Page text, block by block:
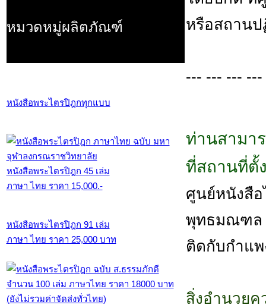
หมวดหมู่ผลิตภัณฑ์
หนังสือพระไตรปิฎกทุกแบบ
หนังสือพระไตรปิฎก 45 เล่ม
ภาษา ไทย ราคา 15,000.-
หนังสือพระไตรปิฎก 91 เล่ม
ภาษา ไทย ราคา 25,000 บาท
หรือสถาน
--- --- ---
ท่านสามา
ที่สถานที่ตั้
ศูนย์หนังสื
พุทธมณฑล
ติดกับกำแ
สิ่งอำนวยค